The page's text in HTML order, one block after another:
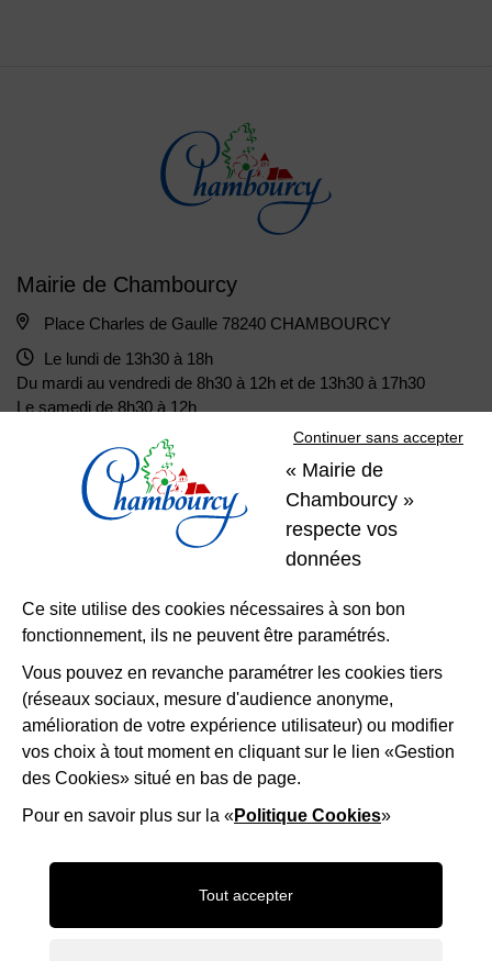
Mairie de Chambourcy
Place Charles de Gaulle 78240 CHAMBOURCY
Le lundi de 13h30 à 18h
Du mardi au vendredi de 8h30 à 12h et de 13h30 à 17h30
Le samedi de 8h30 à 12h
01 39 22 31 31 Nous contacter
Restons
connectés
Télécharger l’application
Nous suivre
Facebook
Instagram
LinkedIn
Mentions légalesAccessibilité
Politique d'utilisation des cookiesGestion des cookies
Maison-Andre-Derain
Desert-Retz Saint-
Frame_9OTISGBS
Continuer sans accepter
« Mairie de
Chambourcy »
respecte vos
données
Ce site utilise des cookies nécessaires à son bon
fonctionnement, ils ne peuvent être paramétrés.
Vous pouvez en revanche paramétrer les cookies tiers
(réseaux sociaux, mesure d'audience anonyme,
amélioration de votre expérience utilisateur) ou modifier
vos choix à tout moment en cliquant sur le lien «Gestion
des Cookies» situé en bas de page.
Pour en savoir plus sur la «Politique Cookies»
Tout accepter